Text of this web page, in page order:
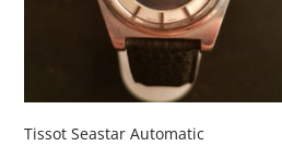
Tissot Seastar Automatic